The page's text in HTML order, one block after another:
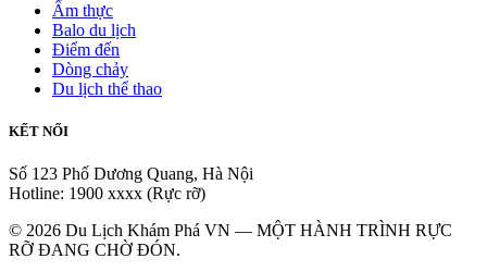
Ẩm thực
Balo du lịch
Điểm đến
Dòng chảy
Du lịch thể thao
KẾT NỐI
Số 123 Phố Dương Quang, Hà Nội
Hotline: 1900 xxxx (Rực rỡ)
© 2026 Du Lịch Khám Phá VN — MỘT HÀNH TRÌNH RỰC
RỠ ĐANG CHỜ ĐÓN.